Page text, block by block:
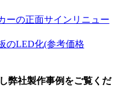
ーの正面サインリニュー
のLED化(参考価格
弊社製作事例をご覧くだ